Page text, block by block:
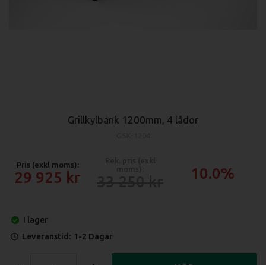
Grillkylbänk 1200mm, 4 lådor
Pris (exkl moms):
29 925 10.0%
I lager
Leveranstid: 1-2 Dagar